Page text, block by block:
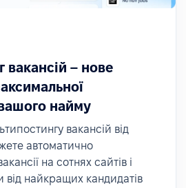
вакансій – нове
найму
вакансій від
автоматично
на сотнях сайтів і
від найкращих кандидатів